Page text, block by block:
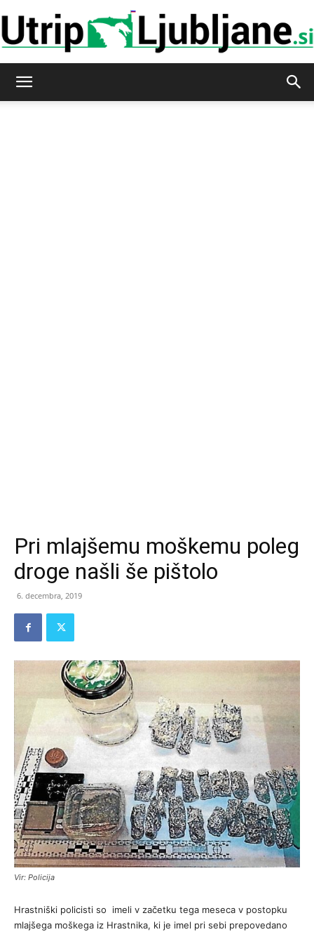
Pri mlajšemu moškemu poleg
droge našli še pištolo
6. decembra, 2019
Vir: Policija
Hrastniški policisti so imeli v začetku tega meseca v postopku
mlajšega moškega iz Hrastnika, ki je imel pri sebi prepovedano